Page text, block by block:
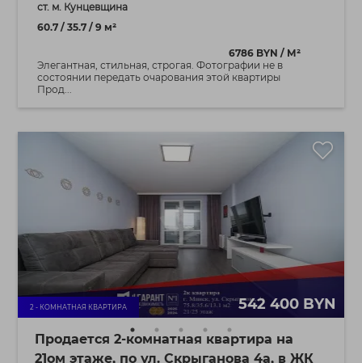
ст. м. Кунцевщина
60.7 / 35.7 / 9 м²
6786 BYN / М²
Элегантная, стильная, строгая. Фотографии не в
состоянии передать очарования этой квартиры
Прод...
2 - КОМНАТНАЯ КВАРТИРА 542 400 BYN
Продается 2-комнатная квартира на
21ом этаже, по ул. Скрыганова 4а, в ЖК